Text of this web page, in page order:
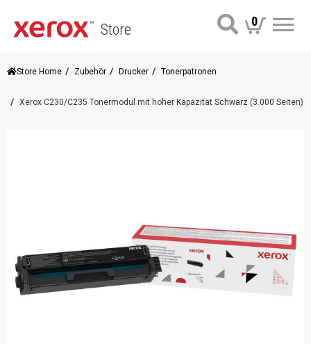
Store 0
Store Home Zubehör Drucker Tonerpatronen
Xerox C230/C235 Tonermodul mit hoher Kapazität Schwarz (3.000 Seiten)